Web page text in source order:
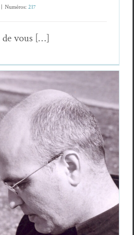
Numéros: 217
de vous […]
: un poète albanais
, extraits
Gaz­mend Krasniqi